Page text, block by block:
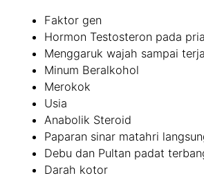
Faktor gen
Hormon Testosteron pada pria
Menggaruk wajah sampai
Minum Beralkohol
Merokok
Usia
Anabolik Steroid
Paparan sinar matahri
Debu dan Pultan padat
Darah kotor